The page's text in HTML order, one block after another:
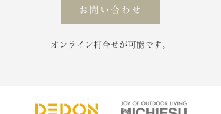
お問い合わせ
オンライン打合せが可能です。